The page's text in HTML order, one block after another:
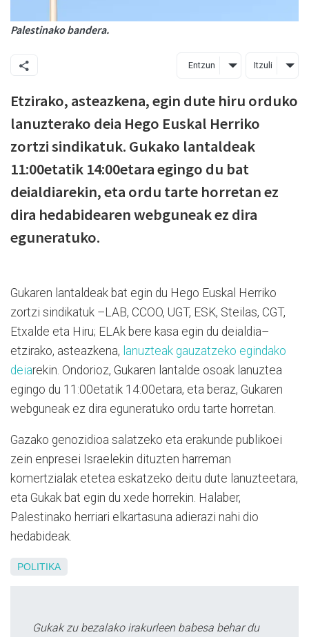
Palestinako bandera.
Entzun Itzuli
Etzirako, asteazkena, egin dute hiru orduko
lanuzterako deia Hego Euskal Herriko
zortzi sindikatuk. Gukako lantaldeak
11:00etatik 14:00etara egingo du bat
deialdiarekin, eta ordu tarte horretan ez
dira hedabidearen webguneak ez dira
eguneratuko.
Gukaren lantaldeak bat egin du Hego Euskal Herriko
zortzi sindikatuk –LAB, CCOO, UGT, ESK, Steilas, CGT,
Etxalde eta Hiru; ELAk bere kasa egin du deialdia–
etzirako, asteazkena, lanuzteak gauzatzeko egindako
deiarekin. Ondorioz, Gukaren lantalde osoak lanuztea
egingo du 11:00etatik 14:00etara, eta beraz, Gukaren
webguneak ez dira eguneratuko ordu tarte horretan.
Gazako genozidioa salatzeko eta erakunde publikoei
zein enpresei Israelekin dituzten harreman
komertzialak etetea eskatzeko deitu dute lanuzteetara,
eta Gukak bat egin du xede horrekin. Halaber,
Palestinako herriari elkartasuna adierazi nahi dio
hedabideak.
POLITIKA
Gukak zu bezalako irakurleen babesa behar du